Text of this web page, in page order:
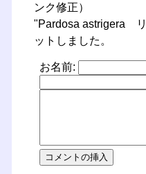
ンク修正）
"Pardosa astrigera
ットしました。
お名前: